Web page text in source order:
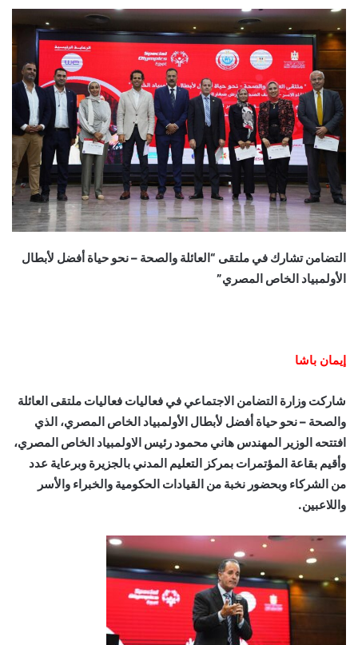
التضامن تشارك في ملتقى “العائلة والصحة – نحو حياة أفضل لأبطال
الأولمبياد الخاص المصري”
إيمان باشا
شاركت وزارة التضامن الاجتماعي في فعاليات فعاليات ملتقى العائلة
والصحة – نحو حياة أفضل لأبطال الأولمبياد الخاص المصري، الذي
افتتحه الوزير المهندس هاني محمود رئيس الاولمبياد الخاص المصري،
وأقيم بقاعة المؤتمرات بمركز التعليم المدني بالجزيرة وبرعاية عدد
من الشركاء وبحضور نخبة من القيادات الحكومية والخبراء والأسر
واللاعبين.